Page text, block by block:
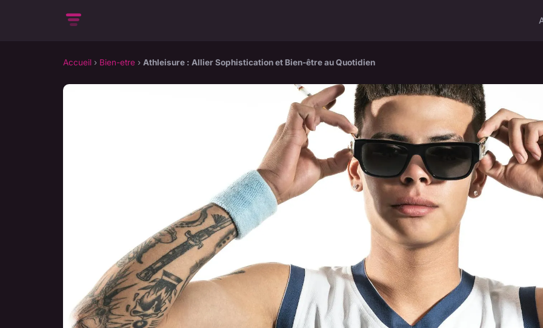
Accueil › Bien-etre › Athleisure : Allier Sophistication et Bien-être au Quotidien